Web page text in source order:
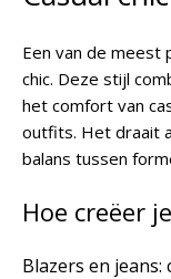
Een van de meest
chic. Deze stijl
het comfort van
outfits. Het draait
balans tussen
Hoe creëer
Blazers en